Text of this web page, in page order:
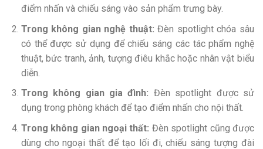
điểm nhấn và chiếu sáng vào sản phẩm trưng bày.
Trong không gian nghệ thuật: Đèn spotlight chóa sâu
có thể được sử dụng để chiếu sáng các tác phẩm nghệ
thuật, bức tranh, ảnh, tượng điêu khắc hoặc nhân vật biểu
diễn.
Trong không gian gia đình: Đèn spotlight được sử
dụng trong phòng khách để tạo điểm nhấn cho nội thất.
Trong không gian ngoại thất: Đèn spotlight cũng được
dùng cho ngoại thất để tạo lối đi, chiếu sáng tượng đài